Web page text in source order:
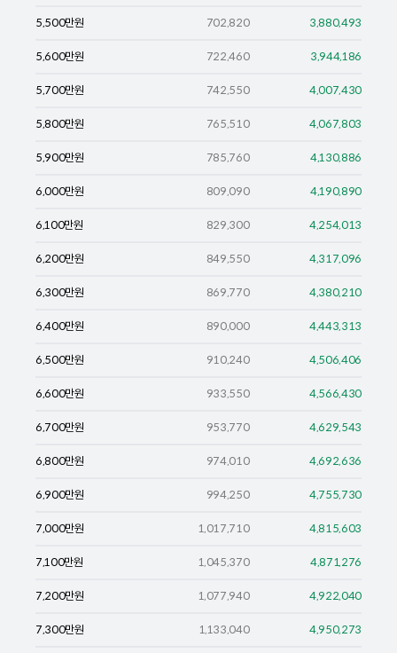
5,500만원 702,820 3,880,493
5,600만원 722,460 3,944,186
5,700만원 742,550 4,007,430
5,800만원 765,510 4,067,803
5,900만원 785,760 4,130,886
6,000만원 809,090 4,190,890
6,100만원 829,300 4,254,013
6,200만원 849,550 4,317,096
6,300만원 869,770 4,380,210
6,400만원 890,000 4,443,313
6,500만원 910,240 4,506,406
6,600만원 933,550 4,566,430
6,700만원 953,770 4,629,543
6,800만원 974,010 4,692,636
6,900만원 994,250 4,755,730
7,000만원 1,017,710 4,815,603
7,100만원 1,045,370 4,871,276
7,200만원 1,077,940 4,922,040
7,300만원 1,133,040 4,950,273